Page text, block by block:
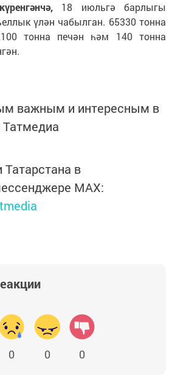
18 июльгә барлыгы
үлән чабылган. 65330 тонна
тонна печән һәм 140 тонна
важным и интересным в
Татмедиа
Татарстана в
MАХ:
0 0 0